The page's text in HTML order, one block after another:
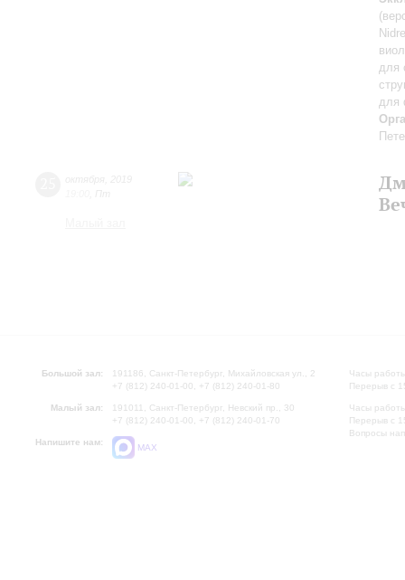
для
для
Большой зал:
191186, Санкт-Петербург, Михайловская ул., 2
+7 (812) 240-01-00, +7 (812) 240-01-80
Малый зал:
191011, Санкт-Петербург, Невский пр., 30
+7 (812) 240-01-00, +7 (812) 240-01-70
Напишите нам:
MAX
Часы
Перерыв с
Часы
Перерыв с
Вопросы